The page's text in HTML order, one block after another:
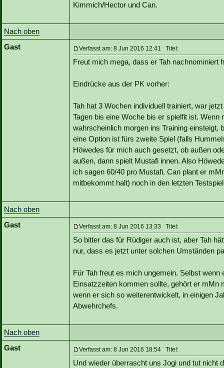
Kimmich/Hector und Can.
Nach oben
Gast
Verfasst am: 8 Jun 2016 12:41 Titel:
Freut mich mega, dass er Tah nachnominiert
Eindrücke aus der PK vorher:
Tah hat 3 Wochen individuell trainiert, war
Tagen bis eine Woche bis er spielfit ist.
wahrscheinlich morgen ins Training einsteigt,
eine Option ist fürs zweite Spiel (falls
Höwedes für mich auch gesetzt, ob außen
außen, dann spielt Mustafi innen. Also
ich sagen 60/40 pro Mustafi. Can plant er
mitbekommt halt) noch in den letzten
Nach oben
Gast
Verfasst am: 8 Jun 2016 13:33 Titel:
So bitter das für Rüdiger auch ist, aber Tah
nur, dass es jetzt unter solchen Umständen
Für Tah freut es mich ungemein. Selbst
Einsatzzeiten kommen sollte, gehört er mMn
wenn er sich so weiterentwickelt, in einigen
Abwehrchefs.
Nach oben
Gast
Verfasst am: 8 Jun 2016 18:54 Titel:
Und wieder überrascht uns Jogi und tut nicht